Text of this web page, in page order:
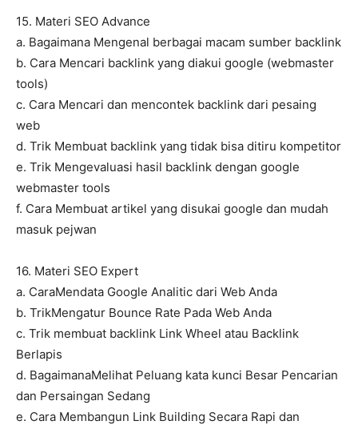
15. Materi SEO Advance
a. Bagaimana Mengenal berbagai macam sumber backlink
b. Cara Mencari backlink yang diakui google (webmaster
tools)
c. Cara Mencari dan mencontek backlink dari pesaing
web
d. Trik Membuat backlink yang tidak bisa ditiru kompetitor
e. Trik Mengevaluasi hasil backlink dengan google
webmaster tools
f. Cara Membuat artikel yang disukai google dan mudah
masuk pejwan
16. Materi SEO Expert
a. CaraMendata Google Analitic dari Web Anda
b. TrikMengatur Bounce Rate Pada Web Anda
c. Trik membuat backlink Link Wheel atau Backlink
Berlapis
d. BagaimanaMelihat Peluang kata kunci Besar Pencarian
dan Persaingan Sedang
e. Cara Membangun Link Building Secara Rapi dan